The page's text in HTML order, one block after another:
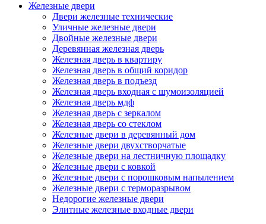
Железные двери
Двери железные технические
Уличные железные двери
Двойные железные двери
Деревянная железная дверь
Железная дверь в квартиру
Железная дверь в общий коридор
Железная дверь в подъезд
Железная дверь входная с шумоизоляцией
Железная дверь мдф
Железная дверь с зеркалом
Железная дверь со стеклом
Железные двери в деревянный дом
Железные двери двухстворчатые
Железные двери на лестничную площадку
Железные двери с ковкой
Железные двери с порошковым напылением
Железные двери с терморазрывом
Недорогие железные двери
Элитные железные входные двери